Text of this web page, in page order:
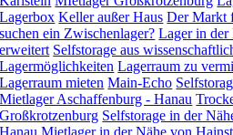
Lagerbox Keller außer Haus Der Markt
suchen ein Zwischenlager? Lager in
erweitert Selfstorage aus
Lagermöglichkeiten Lagerraum zu
Lagerraum mieten Main-Echo
Mietlager Aschaffenburg - Hanau
Großkrotzenburg Selfstorage in der
Hanau Mietlager in der Nähe von